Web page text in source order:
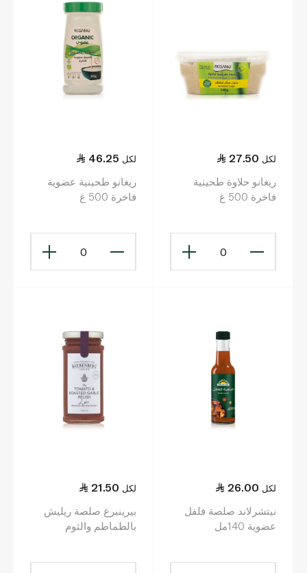
27.50 لكل
ريغانو حلاوة طحينية
فاخرة 500 غ
0
46.25 لكل
ريغانو طحينية عضوية
فاخرة 500 غ
0
26.00 لكل
نيتشرلاند صلصة فلفل
عضوية 140مل
21.50 لكل
بيرينبرغ صلصة ريليش
بالطماطم والثوم